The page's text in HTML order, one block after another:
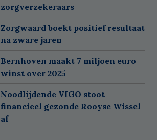
zorgverzekeraars
Zorgwaard boekt positief resultaat
na zware jaren
Bernhoven maakt 7 miljoen euro
winst over 2025
Noodlijdende VIGO stoot
financieel gezonde Rooyse Wissel
af